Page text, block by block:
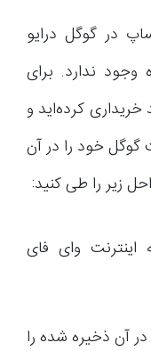
در گوگل درایو
ندارد. برای
کرده‌اید و
گوگل خود را در آن
زیر را طی کنید:
اینترنت وای فای
آن ذخیره شده را